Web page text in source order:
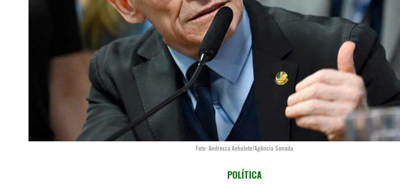
Foto: Andressa Anholete/Agência Senado
POLÍTICA